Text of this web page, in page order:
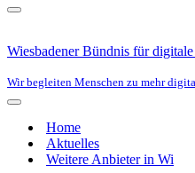
Navigationsmenü
Wiesbadener Bündnis für
Wir begleiten Menschen zu mehr
Navigationsmenü
Home
Aktuelles
Weitere Anbieter in Wi